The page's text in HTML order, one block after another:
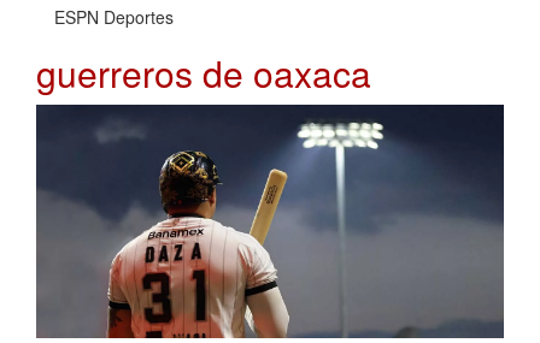
ESPN Deportes
guerreros de oaxaca